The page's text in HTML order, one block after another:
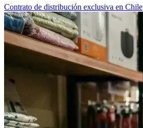
Contrato de distribución exclusiva en Chile